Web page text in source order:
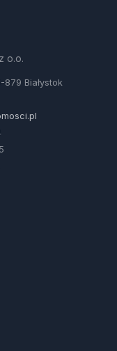
o.o.
879 Białystok